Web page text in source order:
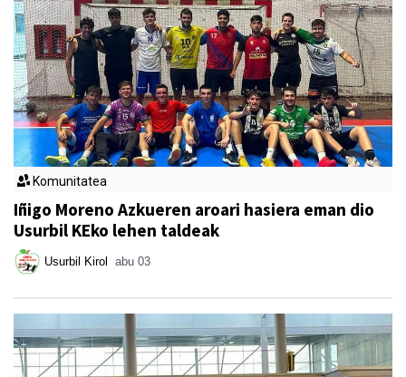
Komunitatea
Iñigo Moreno Azkueren aroari hasiera eman dio
Usurbil KEko lehen taldeak
Usurbil Kirol abu 03